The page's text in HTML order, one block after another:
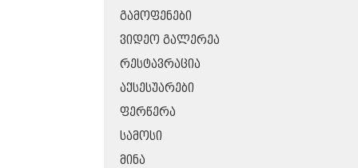
ᲒᲐᲛᲝᲤᲔᲜᲔᲑᲘ
ᲕᲘᲓᲔᲝ ᲒᲐᲚᲔᲠᲔᲐ
ᲠᲔᲡᲢᲐᲕᲠᲐᲪᲘᲐ
ᲐᲥᲡᲔᲡᲣᲐᲠᲔᲑᲘ
ᲤᲔᲠᲬᲔᲠᲐ
ᲡᲐᲛᲝᲡᲘ
ᲛᲘᲜᲐ